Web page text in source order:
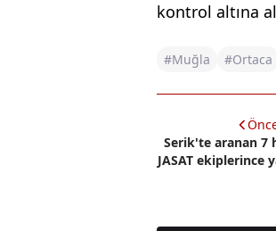
kontrol altına
#Muğla #Ortaca
Serik'te aranan 7
JASAT ekiplerince